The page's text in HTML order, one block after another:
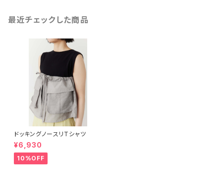
最近チェックした商品
ドッキングノースリTシャツ
¥6,930
10%OFF